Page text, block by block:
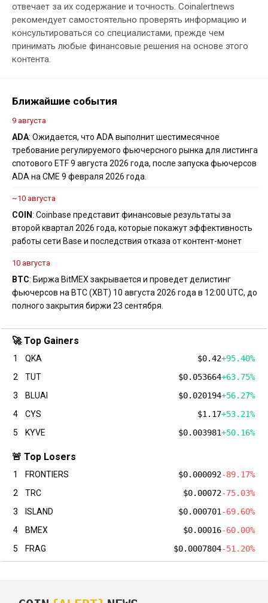
отвечает за их содержание и точность. Coinalertnews
рекомендует самостоятельно проверять информацию и
консультироваться со специалистами, прежде чем
принимать любые финансовые решения на основе этого
контента.
Ближайшие события
9 августа
ADA: Ожидается, что ADA выполнит шестимесячное
требование регулируемого фьючерсного рынка для листинга
спотового ETF 9 августа 2026 года, после запуска фьючерсов
ADA на CME 9 февраля 2026 года.
~10 августа
COIN: Coinbase представит финансовые результаты за
второй квартал 2026 года, которые покажут эффективность
работы сети Base и последствия отказа от контент-монет
10 августа
BTC: Биржа BitMEX закрывается и проведет делистинг
фьючерсов на BTC (XBT) 10 августа 2026 года в 12:00 UTC, до
полного закрытия биржи 23 сентября.
🚀 Top Gainers
1 QKA $0.42+95.40%
2
TUT $0.053664+63.75%
3
BLUAI $0.020194+56.27%
4
CYS $1.17+53.21%
5
KYVE $0.003981+50.16%
🚨 Top Losers
1 FRONTIERS $0.000092-89.17%
2
TRC $0.00072-75.03%
3
ISLAND $0.000701 -69.60%
4
BMEX $0.00016-60.00%
5
FRAG $0.0007804-51.20%